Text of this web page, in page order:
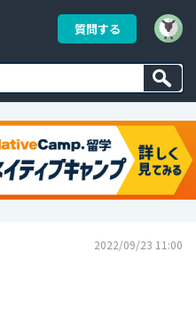
質問する
2022/09/23 11:00